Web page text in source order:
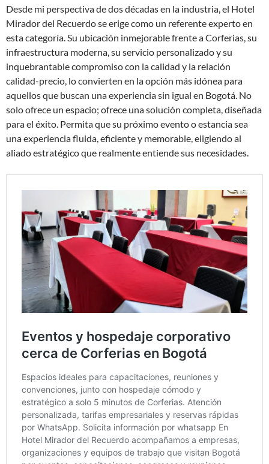
Desde mi perspectiva de dos décadas en la industria, el Hotel
Mirador del Recuerdo se erige como un referente experto en
esta categoría. Su ubicación inmejorable frente a Corferias, su
infraestructura moderna, su servicio personalizado y su
inquebrantable compromiso con la calidad y la relación
calidad-precio, lo convierten en la opción más idónea para
aquellos que buscan una experiencia sin igual en Bogotá. No
solo ofrece un espacio; ofrece una solución completa, diseñada
para el éxito. Permita que su próximo evento o estancia sea
una experiencia fluida, eficiente y memorable, eligiendo al
aliado estratégico que realmente entiende sus necesidades.